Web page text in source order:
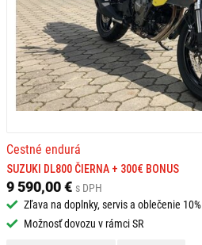
Cestné endurá
SUZUKI DL800 ČIERNA + 300€ BONUS
9 590,00 € s DPH
Zľava na doplnky, servis a oblečenie 10%
Možnosť dovozu v rámci SR